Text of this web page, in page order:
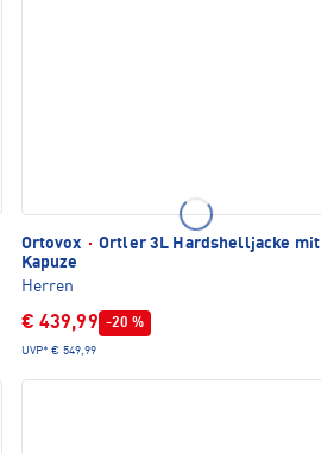
Ortovox · Ortler 3L Hardshelljacke mit
Kapuze
Herren
€ 439,99 -20 %
UVP* € 549,99